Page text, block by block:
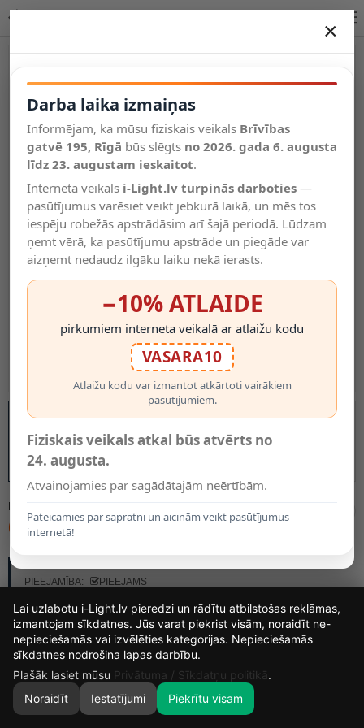
Salīdzināt
Vēlmju
saraksts
Valodas
0
-22%
MODELIS:
6.95€ 8.95€
PIEEJAMĪBA:
PIEEJAMS
×
Darba laika izmaiņas
Informējam, ka mūsu fiziskais veikals Brīvības
gatvē 195, Rīgā būs slēgts no 2026. gada 6. augusta
līdz 23. augustam ieskaitot.
Interneta veikals i-Light.lv turpinās darboties —
pasūtījumus varēsiet veikt jebkurā laikā, un mēs tos
iespēju robežās apstrādāsim arī šajā periodā. Lūdzam
ņemt vērā, ka pasūtījumu apstrāde un piegāde var
aizņemt nedaudz ilgāku laiku nekā ierasts.
−10% ATLAIDE
pirkumiem interneta veikalā ar atlaižu kodu
VASARA10
Atlaižu kodu var izmantot atkārtoti vairākiem
pasūtījumiem.
Fiziskais veikals atkal būs atvērts no
24. augusta.
Atvainojamies par sagādātajām neērtībām.
Pateicamies par sapratni un aicinām veikt pasūtījumus
internetā!
14
DIENAS
17
STUNDAS
53
MIN.
33
Lai uzlabotu i-Light.lv pieredzi un rādītu atbilstošas reklāmas,
izmantojam sīkdatnes. Jūs varat piekrist visām, noraidīt ne-
nepieciešamās vai izvēlēties kategorijas. Nepieciešamās
sīkdatnes nodrošina lapas darbību.
Plašāk lasiet mūsu Privātuma / Sīkdatņu politikā.
Noraidīt
Iestatījumi Piekrītu visam